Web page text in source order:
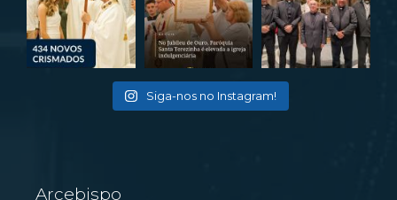
Siga-nos no Instagram!
Arcebispo